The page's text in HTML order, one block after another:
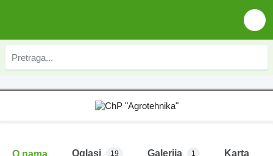
O nama Oglasi 19 Galerija 1 Karta